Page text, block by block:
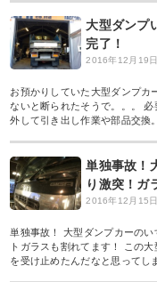
大型ダンプ
完了！
2016年12月19日
お預かりしていた大型ダンプカ
ないと断られたそうで。。。
外して引き出し作業や部品交換
単独事故！
り激突！ガ
2016年12月15日
単独事故！ 大型ダンプカーの
トガラスも割れてます！ この
を受け止めたんだなと思ってし